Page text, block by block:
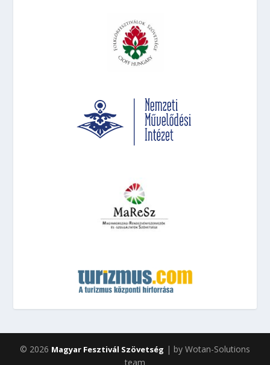
© 2026 Magyar Fesztivál Szövetség | by Wotan-Solutions
team